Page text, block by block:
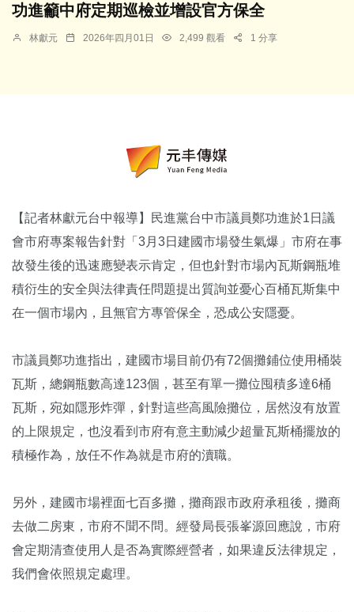
功進籲中府定期巡檢並增設官方保全
林獻元 2026年四月01日 2,499 觀看 1 分享
【記者林獻元台中報導】民進黨台中市議員鄭功進於1日議
會市府專案報告針對「3月3日建國市場發生氣爆」市府在事
故發生後的迅速應變表示肯定，但也針對市場內瓦斯鋼瓶堆
積衍生的安全與法律責任問題提出質詢並憂心百桶瓦斯集中
在一個市場內，且無官方專管保全，恐成公安隱憂。
市議員鄭功進指出，建國市場目前仍有72個攤鋪位使用桶裝
瓦斯，總鋼瓶數高達123個，甚至有單一攤位囤積多達6桶
瓦斯，宛如隱形炸彈，針對這些高風險攤位，居然沒有放置
的上限規定，也沒看到市府有意主動減少超量瓦斯桶擺放的
積極作為，放任不作為就是市府的瀆職。
另外，建國市場裡面七百多攤，攤商跟市政府承租後，攤商
去做二房東，市府不聞不問。經發局長張峯源回應說，市府
會定期清查使用人是否為實際經營者，如果違反法律規定，
我們會依照規定處理。